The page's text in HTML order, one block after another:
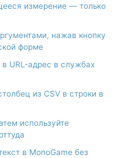
измерение — только
нажав кнопку
форме
в URL-адрес в службах
из CSV в строки в
используйте
в MonoGame без